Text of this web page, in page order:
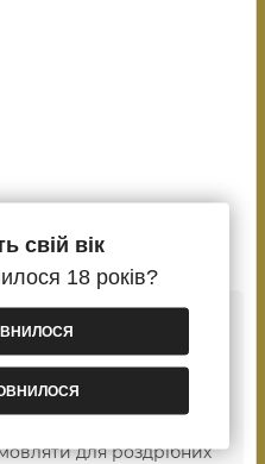
гарному тютюну
марка пропонує
міцність та
для роздрібних
свій вік
18 років?